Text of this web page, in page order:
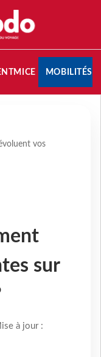
MICE MOBILITÉS
vos
sur
à jour :